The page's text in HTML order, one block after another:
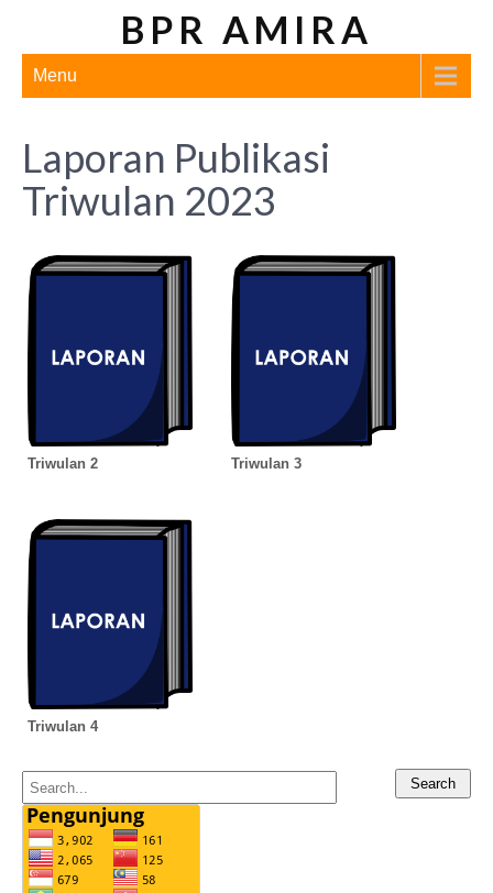
BPR AMIRA
Menu
Laporan Publikasi
Triwulan 2023
Triwulan 2 Triwulan 3
Triwulan 4